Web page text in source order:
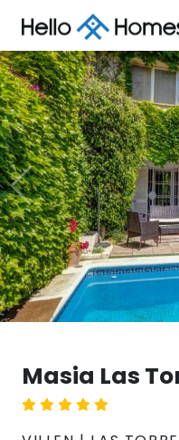
Masia Las